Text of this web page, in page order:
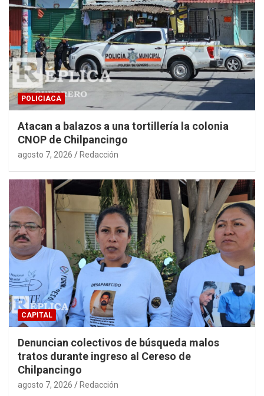
POLICIACA
Atacan a balazos a una tortillería la colonia
CNOP de Chilpancingo
agosto 7, 2026 Redacción
CAPITAL
Denuncian colectivos de búsqueda malos
tratos durante ingreso al Cereso de
Chilpancingo
agosto 7, 2026 Redacción